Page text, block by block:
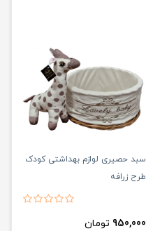
سبد حصیری لوازم بهداشتی کودک
طرح زرافه
950,000 تومان